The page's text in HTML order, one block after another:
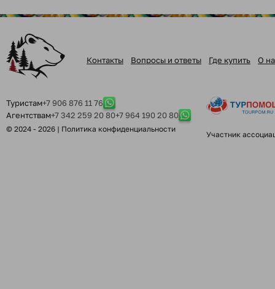
Контакты Вопросы и ответы Где купить О
Туристам+7 906 876 11 76
Агентствам+7 342 259 20 80+7 964 190 20 80
© 2024 - 2026 | Политика конфиденциальности
Участник